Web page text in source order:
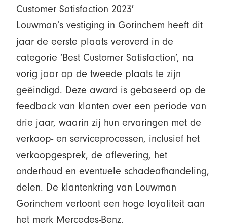
Customer Satisfaction 2023′
Louwman’s vestiging in Gorinchem heeft dit
jaar de eerste plaats veroverd in de
categorie ‘Best Customer Satisfaction’, na
vorig jaar op de tweede plaats te zijn
geëindigd. Deze award is gebaseerd op de
feedback van klanten over een periode van
drie jaar, waarin zij hun ervaringen met de
verkoop- en serviceprocessen, inclusief het
verkoopgesprek, de aflevering, het
onderhoud en eventuele schadeafhandeling,
delen. De klantenkring van Louwman
Gorinchem vertoont een hoge loyaliteit aan
het merk Mercedes-Benz.